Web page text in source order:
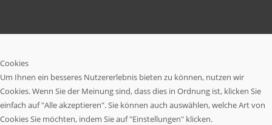
Cookies
Um Ihnen ein besseres Nutzererlebnis bieten zu können, nutzen wir
Cookies. Wenn Sie der Meinung sind, dass dies in Ordnung ist, klicken Sie
einfach auf "Alle akzeptieren". Sie können auch auswählen, welche Art von
Cookies Sie möchten, indem Sie auf "Einstellungen" klicken.